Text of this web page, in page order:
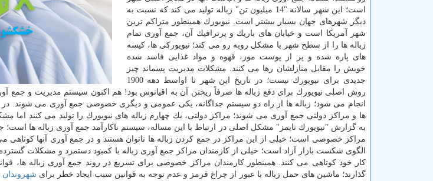
است؛ این شهر سالانه "14 میلیون تن" زباله تولید می كند كه نسبت به
دیگر شهرهای جهان بسیار بیشتر است. نیویورك همینطور متراكم ترین
شهر آمریكا است و خیابان های باریك و پرترافیك آن، جمع آوری تمام
زباله ها را از سطح شهر با مشكل روبه رو می كند؛ نیویوركی ها، كیسه
های پاره شده و پر از پوست موز، قهوه و مواد غذایی فاسد شده
خویش را مقابل منازلشان رها می كنند. مشكلات مدیریت پسماند چیز
جدیدی برای نیویورك نیست؛ در تاریخ این شهر تا اواسط دهه 1900
روش اصلی نیویورك برای دفع زباله ها صرفاً ریختن آن به اقیانوس بود! هم اكنون سیستم مدیریت و جمع
انجام می شود؛ زباله ها از راه دو سیستم جداگانه، یكی عمومی و دیگری خصوصی جمع آوری می شوند. در
ها و مراكز دولتی جمع آوری می شوند؛ مراكز دولتی، یك چهارم زباله های نیویورك را تولید می كنند
به گزارش "نیویورك تایمز" مشكل اصلی در ارتباط با این مساله، سیستم ناكارآمد جمع آوری زباله ها است؛
مراكز خصوصی است؛ خیلی از این مراكز در جمع كردن زباله ها ناتوان هستند و در جمع آوری آنها كوتاهی
الگوی شكست بازار آزاد است؛ خیلی از كارمندان مراكز جمع آوری زباله با كمبود دستمزد و مشكلات
كار خود كوتاهی می كنند. همینطور كارمندان مراكز خصوصی برای تسریع در روند جمع آوری زباله ها،
گذارند؛ ماشین های حمل زباله با عبور از چراغ قرمز و عدم توجه به قوانین سبب ایجاد خطر برای شهروندان